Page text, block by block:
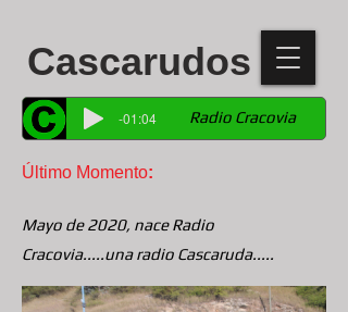
Cascarudos
-01:04 Radio Cracovia
Último Momento:
Mayo de 2020, nace Radio
Cracovia.....una radio Cascaruda.....